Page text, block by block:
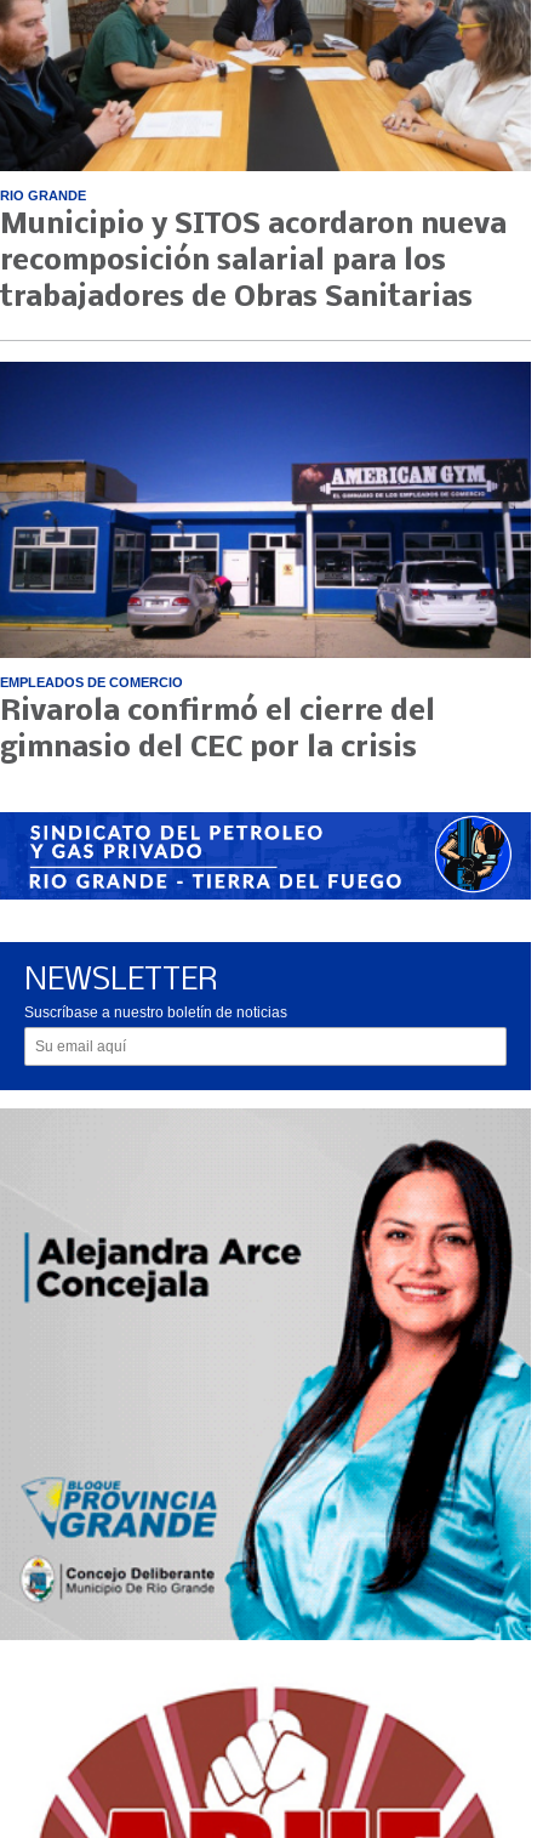
RIO GRANDE
Municipio y SITOS acordaron nueva
recomposición salarial para los
trabajadores de Obras Sanitarias
EMPLEADOS DE COMERCIO
Rivarola confirmó el cierre del
gimnasio del CEC por la crisis
NEWSLETTER
Suscríbase a nuestro boletín de noticias